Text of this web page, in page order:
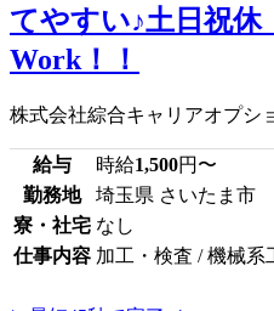
てやすい♪土日祝休
Work！！
株式会社綜合キャリアオプシ
給与 時給1,500円〜
勤務地
埼玉県 さいたま市
寮・社宅 なし
仕事内容 加工・検査 / 機械系